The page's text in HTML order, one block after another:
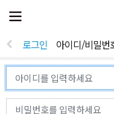
전
체
뉴
열
로그인 아이디/비밀번